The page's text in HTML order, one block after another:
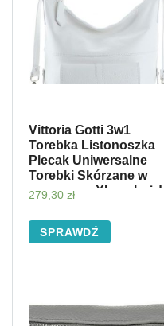
Vittoria Gotti 3w1
Torebka Listonoszka
Plecak Uniwersalne
Torebki Skórzane w
rozmoarze XL na każdą
279,30 zł
SPRAWDŹ